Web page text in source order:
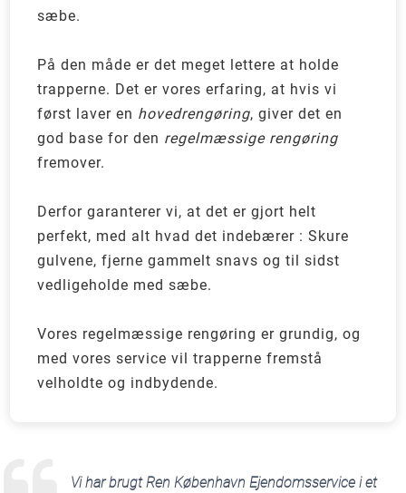
sæbe.
På den måde er det meget lettere at holde
trapperne. Det er vores erfaring, at hvis vi
først laver en hovedrengøring, giver det en
god base for den regelmæssige rengøring
fremover.
Derfor garanterer vi, at det er gjort helt
perfekt, med alt hvad det indebærer : Skure
gulvene, fjerne gammelt snavs og til sidst
vedligeholde med sæbe.
Vores regelmæssige rengøring er grundig, og
med vores service vil trapperne fremstå
velholdte og indbydende.
Vi har brugt Ren København Ejendomsservice i et